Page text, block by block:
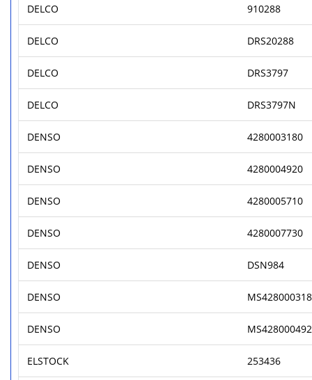
DELCO 910288
DELCO DRS20288
DELCO DRS3797
DELCO DRS3797N
DENSO 4280003180
DENSO 4280004920
DENSO 4280005710
DENSO 4280007730
DENSO DSN984
DENSO
DENSO
ELSTOCK 253436